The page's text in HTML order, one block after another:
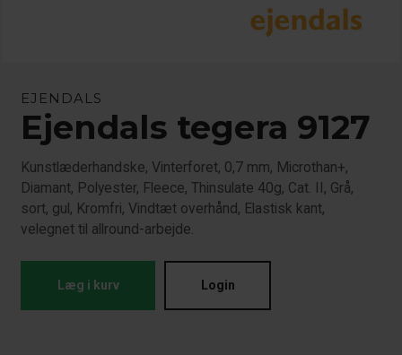
EJENDALS
Ejendals tegera 9127
Kunstlæderhandske, Vinterforet, 0,7 mm, Microthan+,
Diamant, Polyester, Fleece, Thinsulate 40g, Cat. II, Grå,
sort, gul, Kromfri, Vindtæt overhånd, Elastisk kant,
velegnet til allround-arbejde.
Læg i kurv Login